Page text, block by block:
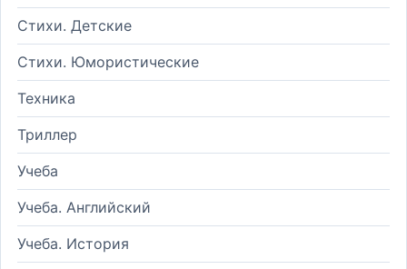
Стихи. Детские
Стихи. Юмористические
Техника
Триллер
Учеба
Учеба. Английский
Учеба. История